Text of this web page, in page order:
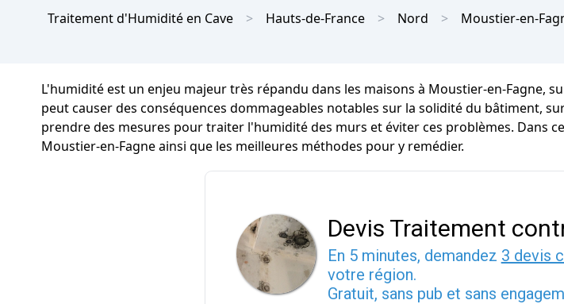
Traitement d'Humidité en Cave Hauts-de-France Nord Moustier-en-
L'humidité est un enjeu majeur très répandu dans les maisons à Moustier-en-Fagne,
peut causer des conséquences dommageables notables sur la solidité du bâtiment,
prendre des mesures pour traiter l'humidité des murs et éviter ces problèmes. Dans
Moustier-en-Fagne ainsi que les meilleures méthodes pour y remédier.
Devis Traitement
En 5 minutes, demandez 3 devis
votre région.
Gratuit, sans pub et sans